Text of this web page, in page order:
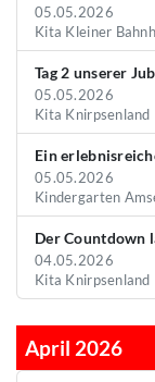
05.05.2026
Kita Kleiner
Tag 2 unserer
05.05.2026
Kita Knirpsenland
Ein
05.05.2026
Kindergarten
Der Countdown
04.05.2026
Kita Knirpsenland
April 2026